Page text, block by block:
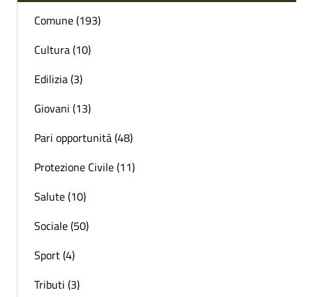
Comune (193)
Cultura (10)
Edilizia (3)
Giovani (13)
Pari opportunità (48)
Protezione Civile (11)
Salute (10)
Sociale (50)
Sport (4)
Tributi (3)